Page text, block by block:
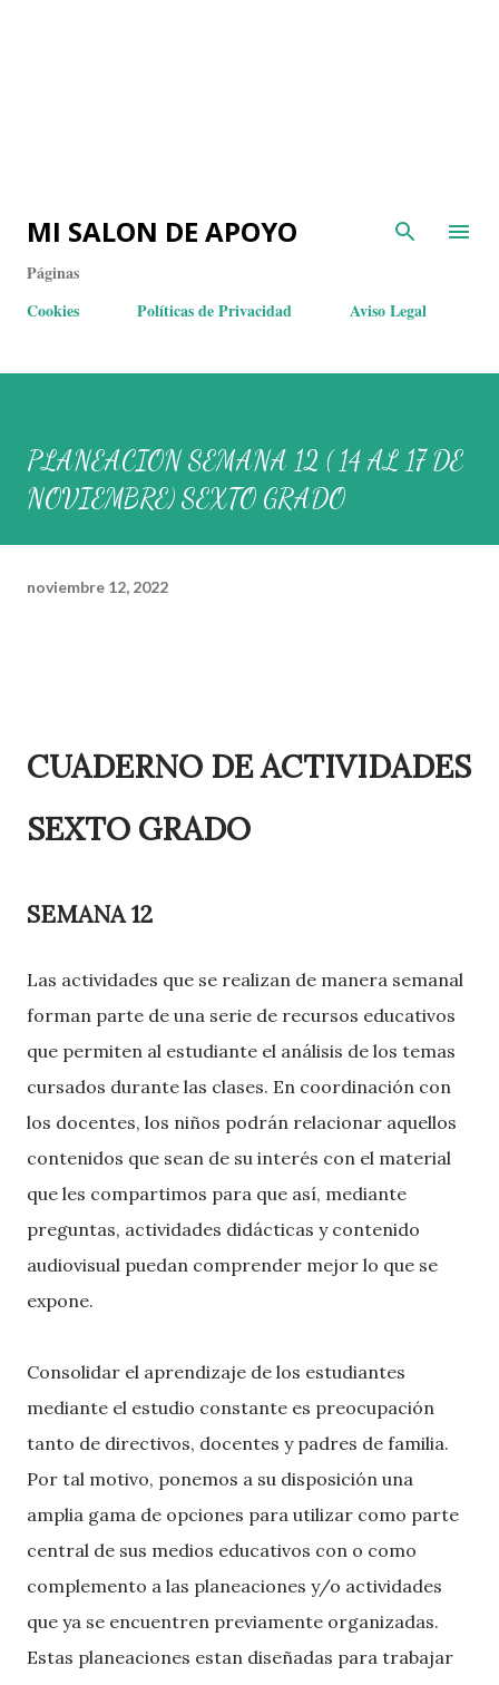
MI SALON DE APOYO
Páginas
Cookies
Políticas de Privacidad Aviso Legal
PLANEACION SEMANA 12 ( 14 AL 17 DE
NOVIEMBRE) SEXTO GRADO
noviembre 12, 2022
CUADERNO DE ACTIVIDADES
SEXTO GRADO
SEMANA 12
Las actividades que se realizan de manera semanal
forman parte de una serie de recursos educativos
que permiten al estudiante el análisis de los temas
cursados durante las clases. En coordinación con
los docentes, los niños podrán relacionar aquellos
contenidos que sean de su interés con el material
que les compartimos para que así, mediante
preguntas, actividades didácticas y contenido
audiovisual puedan comprender mejor lo que se
expone.
Consolidar el aprendizaje de los estudiantes
mediante el estudio constante es preocupación
tanto de directivos, docentes y padres de familia.
Por tal motivo, ponemos a su disposición una
amplia gama de opciones para utilizar como parte
central de sus medios educativos con o como
complemento a las planeaciones y/o actividades
que ya se encuentren previamente organizadas.
Estas planeaciones estan diseñadas para trabajar